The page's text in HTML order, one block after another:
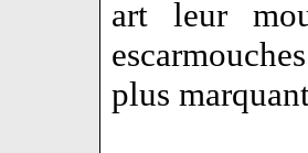
art leur
plus